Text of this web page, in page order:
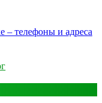
– телефоны и адреса